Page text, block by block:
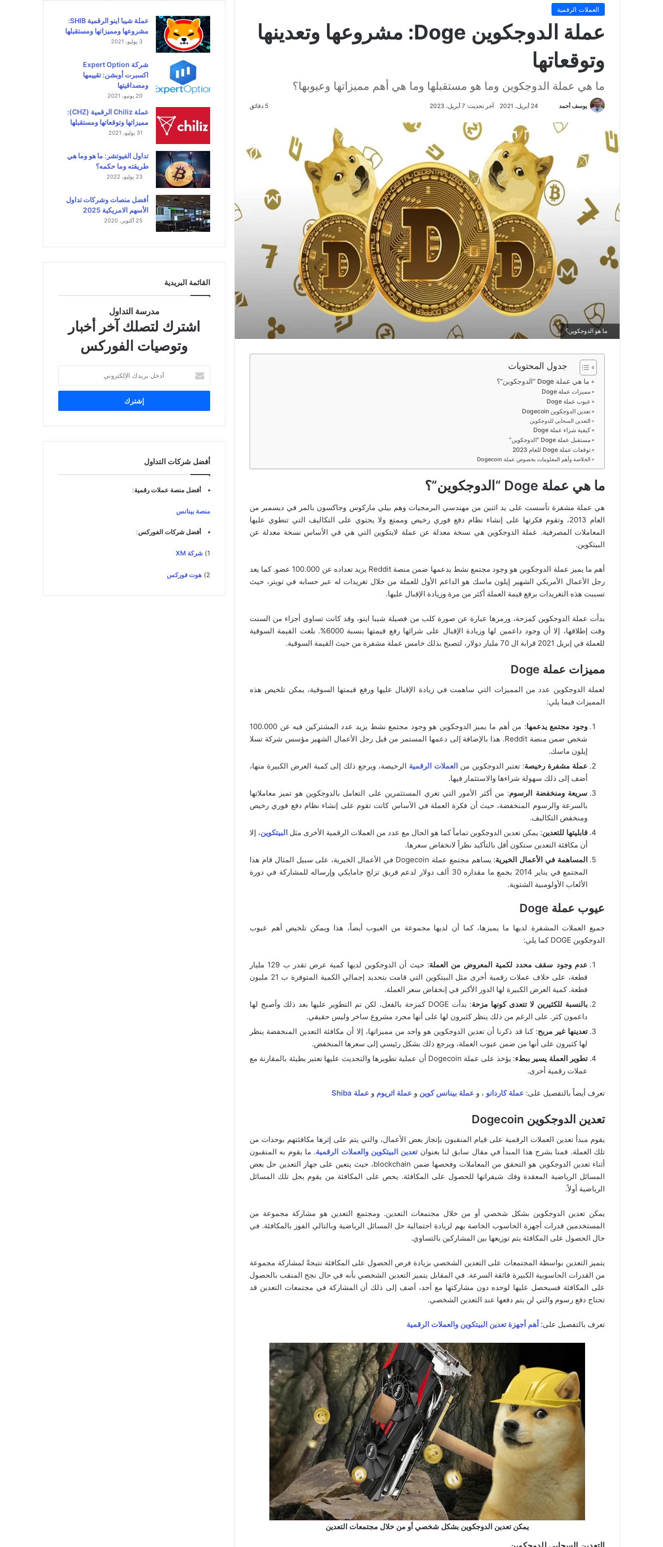
العملات الرقمية
عملة الدوجكوين Doge: مشروعها وتعدينها
وتوقعاتها
ما هي عملة الدوجكوين وما هو مستقبلها وما هي أهم مميزاتها وعيوبها؟
يوسف أحمد 24 أبريل، 2021 آخر تحديث: 7 أبريل، 2023
ما هو الدوجكوين؟
جدول المحتويات
ما هي عملة Doge “الدوجكوين”؟
مميزات عملة Doge
عيوب عملة Doge
تعدين الدوجكوين Dogecoin
التعدين السحابي للدوجكوين
كيفية شراء عملة Doge
مستقبل عملة Doge “الدوجكوين”
توقعات عملة Doge للعام 2023
الخلاصة وأهم المعلومات بخصوص عملة Dogecoin
ما هي عملة Doge “الدوجكوين”؟
هي عملة مشفرة تأسست على يد اثنين من مهندسي البرمجيات وهم بيلي ماركوس وجاكسون بالمر في ديسمبر من
العام 2013، وتقوم فكرتها على إنشاء نظام دفع فوري رخيص وممتع ولا يحتوي على التكاليف التي تنطوي عليها
المعاملات المصرفية. عملة الدوجكوين هي نسخة معدلة عن عملة لايتكوين التي هي في الأساس نسخة معدلة عن
البيتكوين.
أهم ما يميز عملة الدوجكوين هو وجود مجتمع نشط يدعمها ضمن منصة Reddit يزيد تعداده عن 100.000 عضو. كما يعد
رجل الأعمال الأمريكي الشهير إيلون ماسك هو الداعم الأول للعملة من خلال تغريدات له عبر حسابه في تويتر، حيث
تسببت هذه التغريدات برفع قيمة العملة أكثر من مرة وزيادة الإقبال عليها.
بدأت عملة الدوجكوين كمزحة، ورمزها عبارة عن صورة كلب من فصيلة شيبا اينو، وقد كانت تساوي أجزاء من السنت
وقت إطلاقها، إلا أن وجود داعمين لها وزيادة الإقبال على شرائها رفع قيمتها بنسبة 6000%. بلغت القيمة السوقية
للعملة في إبريل 2021 قرابة ال 70 مليار دولار، لتصبح بذلك خامس عملة مشفرة من حيث القيمة السوقية.
مميزات عملة Doge
لعملة الدوجكوين عدد من المميزات التي ساهمت في زيادة الإقبال عليها ورفع قيمتها السوقية، يمكن تلخيص هذه
المميزات فيما يلي:
وجود مجتمع يدعمها
: من أهم ما يميز الدوجكوين هو وجود مجتمع نشط يزيد عدد المشتركين فيه عن 100.000
شخص ضمن منصة Reddit. هذا بالإضافة إلى دعمها المستمر من قبل رجل الأعمال الشهير مؤسس شركة تسلا
إيلون ماسك.
عملة مشفرة رخيصة: تعتبر الدوجكوين منالعملات الرقمية الرخيصة، ويرجع ذلك إلى كمية العرض الكبيرة منها،
أضف إلى ذلك سهولة شراءها والاستثمار فيها.
سريعة ومنخفضة الرسوم: من أكثر الأمور التي تغري المستثمرين على التعامل بالدوجكوين هو تميز معاملاتها
بالسرعة والرسوم المنخفضة، حيث أن فكرة العملة في الأساس كانت تقوم على إنشاء نظام دفع فوري رخيص
ومنخفض التكاليف.
قابليتها للتعدين: يمكن تعدين الدوجكوين تماماً كما هو الحال مع عدد من العملات الرقمية الأخرى مثل البيتكوين، إلا
أن مكافئة التعدين ستكون أقل بالتأكيد نظراً لانخفاض سعرها.
المساهمة في الأعمال الخيرية
: يساهم مجتمع عملة Dogecoin في الأعمال الخيرية، على سبيل المثال قام هذا
المجتمع في يناير 2014 بجمع ما مقداره 30 ألف دولار لدعم فريق تزلج جامايكي وإرساله للمشاركة في دورة
الألعاب الأولومبية الشتوية.
عيوب عملة Doge
جميع العملات المشفرة لديها ما يميزها، كما أن لديها مجموعة من العيوب أيضاً، هذا ويمكن تلخيص أهم عيوب
الدوجكوين DOGE كما يلي:
عدم وجود سقف محدد لكمية المعروض من العملة
: حيث أن الدوجكوين لديها كمية عرض تقدر ب 129 مليار
قطعة، على خلاف عملات رقمية أخرى مثل البيتكوين التي قامت بتحديد إجمالي الكمية المتوفرة ب 21 مليون
قطعة. كمية العرض الكبيرة لها الدور الأكبر في إنخفاض سعر العملة.
بالنسبة للكثيرين لا تتعدى كونها مزحة
: بدأت DOGE كمزحة بالفعل، لكن تم التطوير عليها بعد ذلك وأصبح لها
داعمون كثر. على الرغم من ذلك ينظر كثيرون لها على أنها مجرد مشروع ساخر وليس حقيقي.
تعدينها غير مربح: كنا قد ذكرنا أن تعدين الدوجكوين هو واحد من مميزاتها، إلا أن مكافئة التعدين المنخفضة ينظر
لها كثيرون على أنها من ضمن عيوب العملة، ويرجع ذلك بشكل رئيسي إلى سعرها المنخفض.
تطوير العملة يسير ببطء
: يؤخذ على عملة Dogecoin أن عملية تطويرها والتحديث عليها تعتبر بطيئة بالمقارنة مع
عملات رقمية أخرى.
تعرف أيضاً بالتفصيل على: عملة كاردانو ، و عملة بينانس كوين و عملة اثريوم و عملة Shiba
تعدين الدوجكوين Dogecoin
يقوم مبدأ تعدين العملات الرقمية على قيام المنقبون بإنجاز بعض الأعمال، والتي يتم على إثرها مكافئتهم بوحدات من
تلك العملة. قمنا بشرح هذا المبدأ في مقال سابق لنا بعنوانتعدين البيتكوين والعملات الرقمية. ما يقوم به المنقبون
أثناء تعدين الدوجكوين هو التحقق من المعاملات وفحصها ضمن blockchain، حيث يتعين على جهاز التعدين حل بعض
المسائل الرياضية المعقدة وفك شيفراتها للحصول على المكافئة. يحص على المكافئة من يقوم بحل تلك المسائل
الرياضية أولاً.
يمكن تعدين الدوجكوين بشكل شخصي أو من خلال مجتمعات التعدين. ومجتمع التعدين هو مشاركة مجموعة من
المستخدمين قدرات أجهزة الحاسوب الخاصة بهم لزيادة احتمالية حل المسائل الرياضية وبالتالي الفوز بالمكافئة. في
حال الحصول على المكافئة يتم توزيعها بين المشاركين بالتساوي.
يتميز التعدين بواسطة المجتمعات على التعدين الشخصي بزيادة فرص الحصول على المكافئة نتيجةً لمشاركة مجموعة
من القدرات الحاسوبية الكبيرة فائقة السرعة. في المقابل يتميز التعدين الشخصي بأنه في حال نجح المنقب بالحصول
على المكافئة فسيحصل عليها لوحده دون مشاركتها مع أحد، أضف إلى ذلك أن المشاركة في مجتمعات التعدين قد
تحتاج دفع رسوم والتي لن يتم دفعها عند التعدين الشخصي.
تعرف بالتفصيل على: أهم أجهزة تعدين البيتكوين والعملات الرقمية
يمكن تعدين الدوجكوين بشكل شخصي أو من خلال مجتمعات التعدين
عملة شيبا اينو الرقمية SHIB:
مشروعها ومميزاتها ومستقبلها
3 يوليو، 2021
شركة Expert Option
اكسبرت أوبشن: تقييمها
ومصداقيتها
20 يونيو، 2021
عملة Chiliz الرقمية (CHZ):
مميزاتها وتوقعاتها ومستقبلها
31 يوليو، 2021
تداول الفيوتشر: ما هو وما هي
طريقته وما حكمه؟
23 يوليو، 2022
أفضل منصات وشركات تداول
الأسهم الامريكية 2025
25 أكتوبر، 2020
القائمة البريدية
مدرسة التداول
اشترك لتصلك آخر أخبار
وتوصيات الفوركس
بريدك
الإلكتروني
أفضل شركات التداول
أفضل منصة عملات رقمية:
منصة بينانس
أفضل شركات الفوركس:
1) شركة XM
2) هوت فوركس